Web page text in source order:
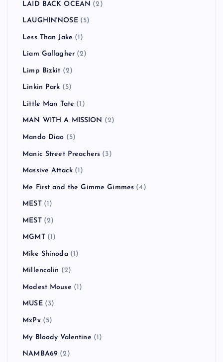
LAID BACK OCEAN (2)
LAUGHIN'NOSE(5)
Less Than Jake (1)
Liam Gallagher (2)
Limp Bizkit (2)
Linkin Park (5)
Little Man Tate (1)
MAN WITH A MISSION (2)
Mando Diao (5)
Manic Street Preachers (3)
Massive Attack (1)
Me First and the Gimme Gimmes (4)
MEST(1)
MEST(2)
MGMT(1)
Mike Shinoda(1)
Millencolin (2)
Modest Mouse (1)
MUSE(3)
MxPx(5)
My Bloody Valentine (1)
NAMBA69 (2)